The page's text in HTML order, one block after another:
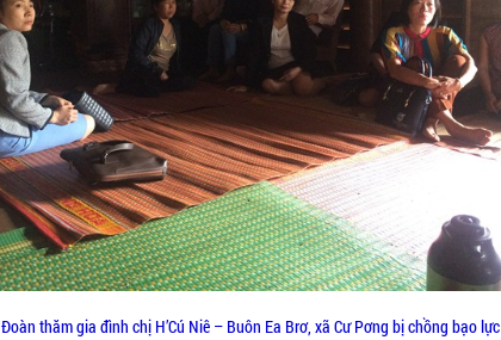
Đoàn thăm gia đình chị H’Cú Niê – Buôn Ea Brơ, xã Cư Pơng bị chồng bạo lực